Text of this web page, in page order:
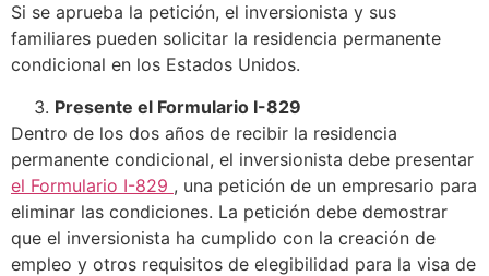
Si se aprueba la petición, el inversionista y sus
familiares pueden solicitar la residencia permanente
condicional en los Estados Unidos.
Presente el Formulario I-829
Dentro de los dos años de recibir la residencia
permanente condicional, el inversionista debe presentar
el Formulario I-829 , una petición de un empresario para
eliminar las condiciones. La petición debe demostrar
que el inversionista ha cumplido con la creación de
empleo y otros requisitos de elegibilidad para la visa de